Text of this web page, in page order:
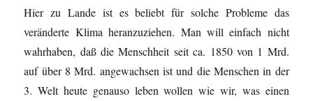
Hier zu Lande ist es beliebt für solche Probleme das
veränderte Klima heranzuziehen. Man will einfach nicht
wahrhaben, daß die Menschheit seit ca. 1850 von 1 Mrd.
auf über 8 Mrd. angewachsen ist und die Menschen in der
3. Welt heute genauso leben wollen wie wir, was einen